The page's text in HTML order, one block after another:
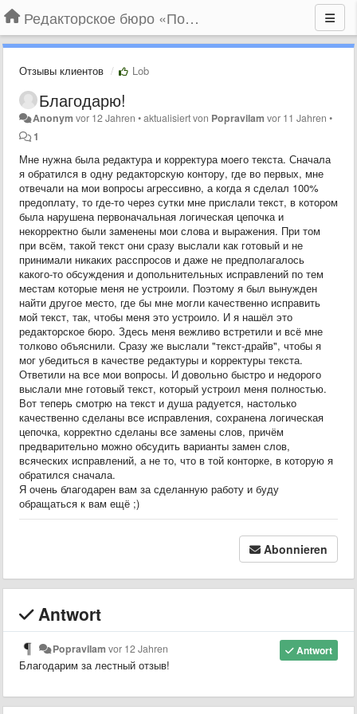
Редакторское бюро «По правилам»
Отзывы клиентов Lob
Благодарю!
Anonym vor 12 Jahren •aktualisiert von Popravilam vor 11 Jahren •
1
Мне нужна была редактура и корректура моего текста. Сначала
я обратился в одну редакторскую контору, где во первых, мне
отвечали на мои вопросы агрессивно, а когда я сделал 100%
предоплату, то где-то через сутки мне прислали текст, в котором
была нарушена первоначальная логическая цепочка и
некорректно были заменены мои слова и выражения. При том
при всём, такой текст они сразу выслали как готовый и не
принимали никаких расспросов и даже не предполагалось
какого-то обсуждения и допольнительных исправлений по тем
местам которые меня не устроили. Поэтому я был вынужден
найти другое место, где бы мне могли качественно исправить
мой текст, так, чтобы меня это устроило. И я нашёл это
редакторское бюро. Здесь меня вежливо встретили и всё мне
толково объяснили. Сразу же выслали "текст-драйв", чтобы я
мог убедиться в качестве редактуры и корректуры текста.
Ответили на все мои вопросы. И довольно быстро и недорого
выслали мне готовый текст, который устроил меня полностью.
Вот теперь смотрю на текст и душа радуется, настолько
качественно сделаны все исправления, сохранена логическая
цепочка, корректно сделаны все замены слов, причём
предварительно можно обсудить варианты замен слов,
всяческих исправлений, а не то, что в той конторке, в которую я
обратился сначала.
Я очень благодарен вам за сделанную работу и буду
обращаться к вам ещё ;)
Abonnieren
Antwort
Antwort
Popravilam vor 12 Jahren
Благодарим за лестный отзыв!